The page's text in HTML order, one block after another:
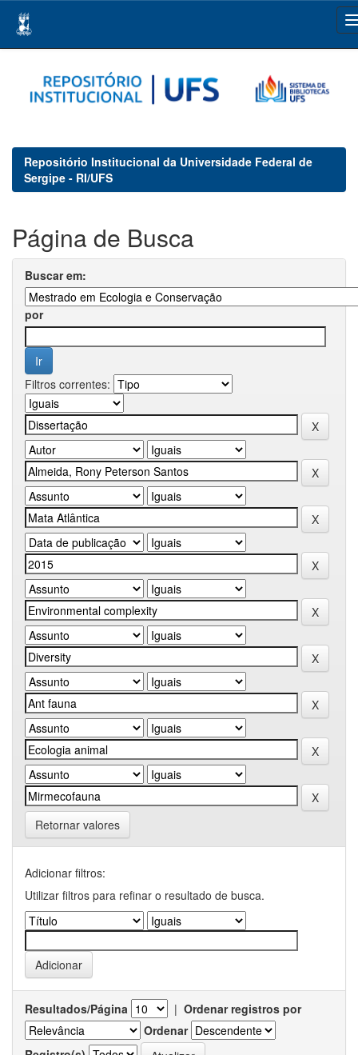
navigation
Repositório Institucional da Universidade Federal de
Sergipe - RI/UFS
Página de Busca
Buscar em:
por
Filtros correntes:
Retornar valores
Adicionar filtros:
Utilizar filtros para refinar o resultado de busca.
Resultados/Página | Ordenar registros por
Ordenar